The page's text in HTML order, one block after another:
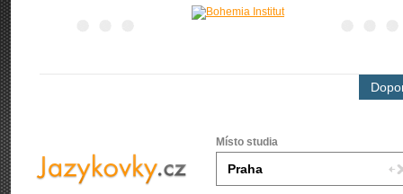
Místo studia